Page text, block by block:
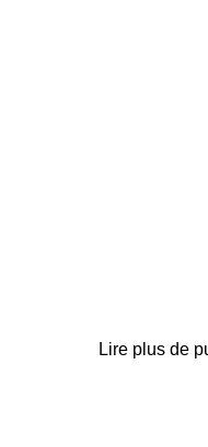
Lire plus de